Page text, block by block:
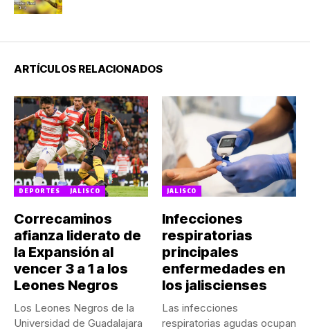
ARTÍCULOS RELACIONADOS
DEPORTES JALISCO
Correcaminos
afianza liderato de
la Expansión al
vencer 3 a 1 a los
Leones Negros
Los Leones Negros de la
Universidad de Guadalajara
JALISCO
Infecciones
respiratorias
principales
enfermedades en
los jaliscienses
Las infecciones
respiratorias agudas ocupan